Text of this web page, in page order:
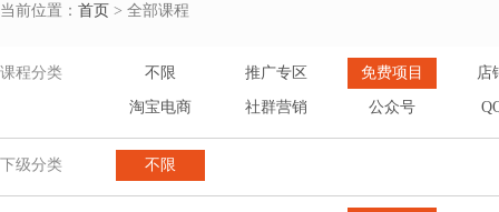
当前位置： 首页 > 全部课程
课程分类 不限 推广专区 免费项目 店
淘宝电商 社群营销 公众号
下级分类 不限